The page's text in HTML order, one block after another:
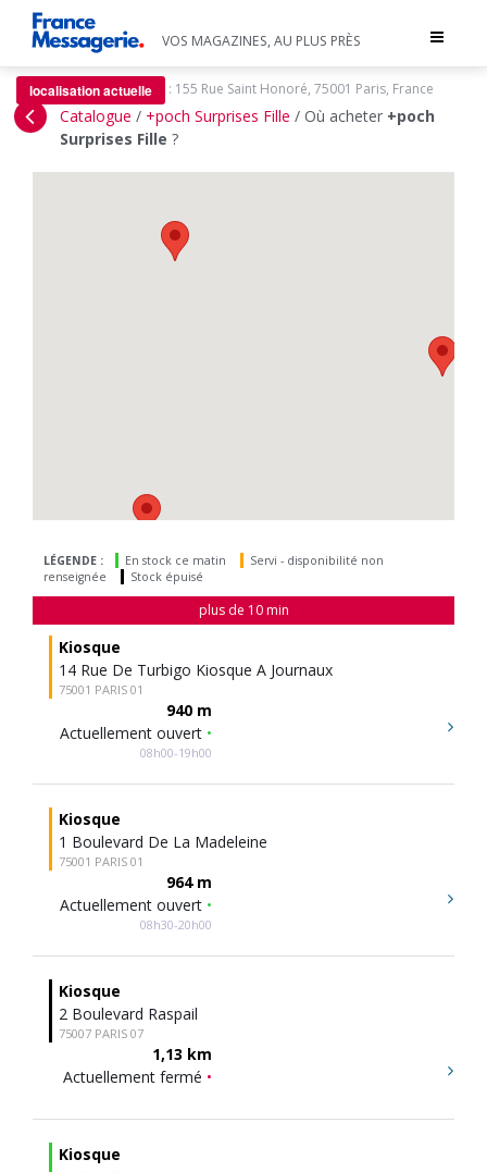
Toggle
VOS MAGAZINES, AU PLUS PRÈS
localisation actuelle : 155 Rue Saint Honoré, 75001 Paris, France
Catalogue / +poch Surprises Fille / Où acheter +poch
Surprises Fille ?
LÉGENDE : En stock ce matin
Servi - disponibilité non
renseignée
Stock épuisé
plus de 10 min
Kiosque
14 Rue De Turbigo Kiosque A Journaux
75001 PARIS 01
940 m
Actuellement ouvert •
08h00-19h00
Kiosque
1 Boulevard De La Madeleine
75001 PARIS 01
964 m
Actuellement ouvert •
08h30-20h00
Kiosque
2 Boulevard Raspail
75007 PARIS 07
1,13 km
Actuellement fermé •
Kiosque